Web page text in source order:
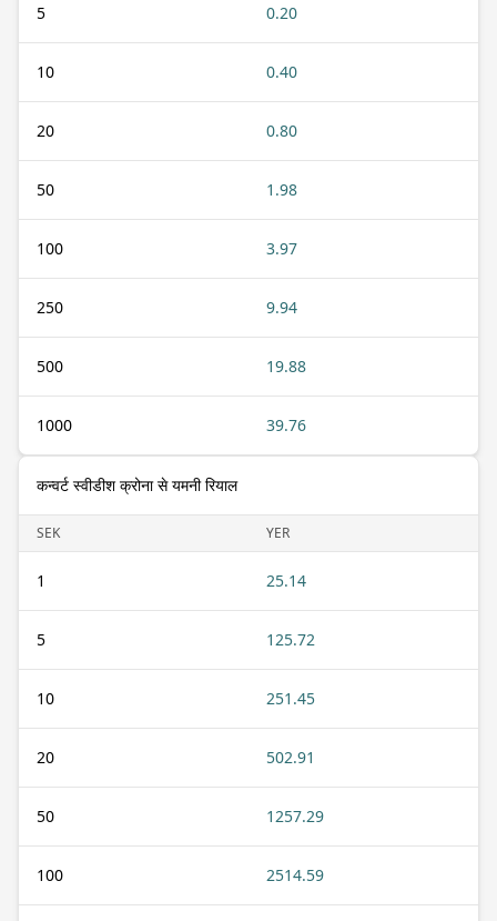
5 0.20
10 0.40
20 0.80
50 1.98
100 3.97
250 9.94
500 19.88
1000 39.76
कन्वर्ट स्वीडीश क्रोना से यमनी रियाल
SEK YER
1 25.14
5 125.72
10 251.45
20 502.91
50 1257.29
100 2514.59